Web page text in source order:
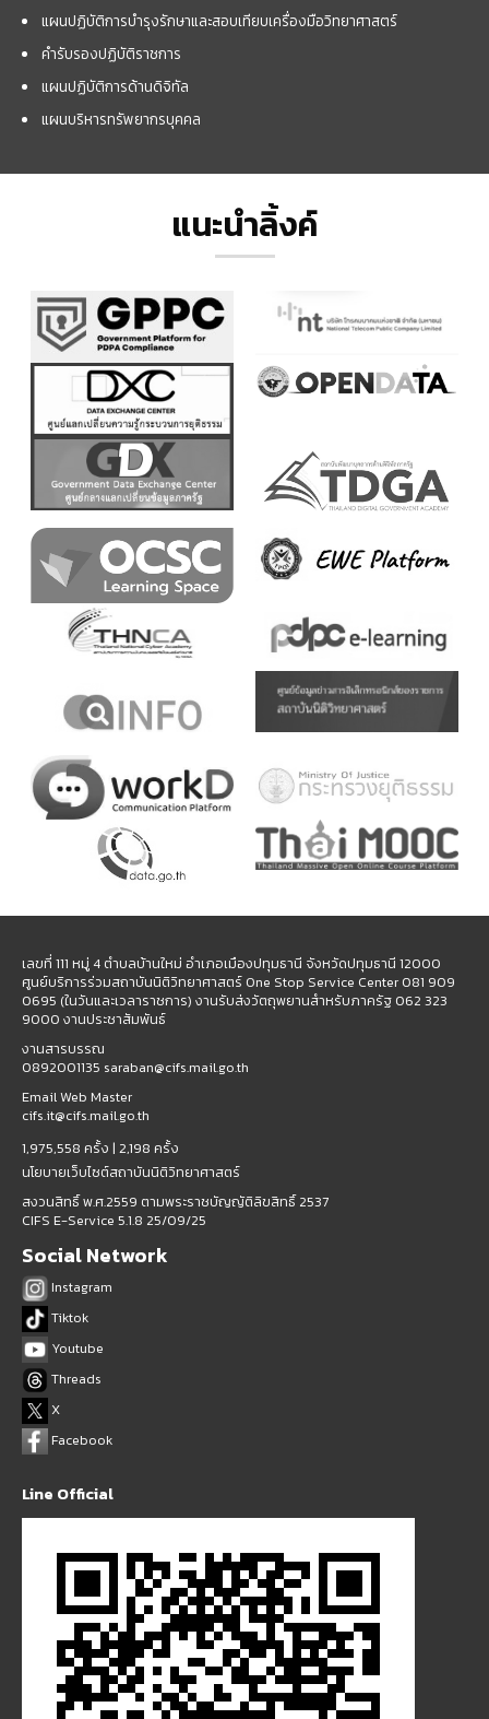
แผนปฏิบัติการบำรุงรักษาและสอบเทียบเครื่องมือวิทยาศาสตร์
คำรับรองปฏิบัติราชการ
แผนปฏิบัติการด้านดิจิทัล
แผนบริหารทรัพยากรบุคคล
แนะนำลิ้งค์
เลขที่ 111 หมู่ 4 ตำบลบ้านใหม่ อำเภอเมืองปทุมธานี จังหวัดปทุมธานี 12000
ศูนย์บริการร่วมสถาบันนิติวิทยาศาสตร์ One Stop Service Center 081 909
0695 (ในวันและเวลาราชการ) งานรับส่งวัตถุพยานสำหรับภาครัฐ 062 323
9000 งานประชาสัมพันธ์
งานสารบรรณ
0892001135 saraban@cifs.mail.go.th
Email Web Master
cifs.it@cifs.mail.go.th
1,975,558 ครั้ง | 2,198 ครั้ง
นโยบายเว็บไซต์สถาบันนิติวิทยาศาสตร์
สงวนสิทธิ์ พ.ศ.2559 ตามพระราชบัญญัติลิขสิทธิ์ 2537
CIFS E-Service 5.1.8 25/09/25
Social Network
Instagram
Tiktok
Youtube
Threads
X
Facebook
Line Official